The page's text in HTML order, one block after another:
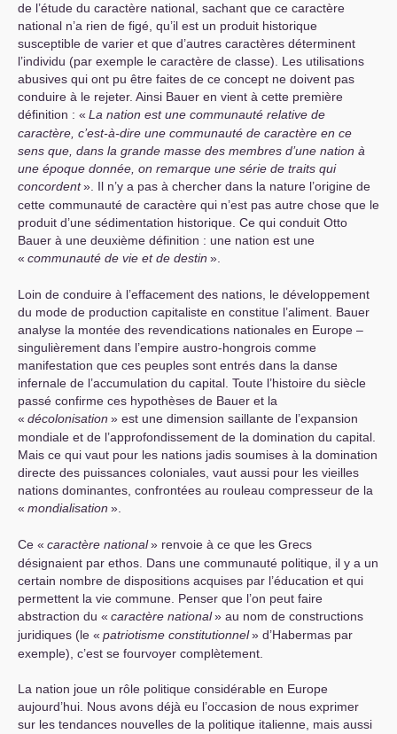
de l’étude du caractère national, sachant que ce caractère
national n’a rien de figé, qu’il est un produit historique
susceptible de varier et que d’autres caractères déterminent
l’individu (par exemple le caractère de classe). Les utilisations
abusives qui ont pu être faites de ce concept ne doivent pas
conduire à le rejeter. Ainsi Bauer en vient à cette première
définition : « La nation est une communauté relative de
caractère, c’est-à-dire une communauté de caractère en ce
sens que, dans la grande masse des membres d’une nation à
une époque donnée, on remarque une série de traits qui
concordent». Il n’y a pas à chercher dans la nature l’origine de
cette communauté de caractère qui n’est pas autre chose que le
produit d’une sédimentation historique. Ce qui conduit Otto
Bauer à une deuxième définition : une nation est une
« communauté de vie et de destin ».
Loin de conduire à l’effacement des nations, le développement
du mode de production capitaliste en constitue l’aliment. Bauer
analyse la montée des revendications nationales en Europe –
singulièrement dans l’empire austro-hongrois comme
manifestation que ces peuples sont entrés dans la danse
infernale de l’accumulation du capital. Toute l’histoire du siècle
passé confirme ces hypothèses de Bauer et la
« décolonisation » est une dimension saillante de l’expansion
mondiale et de l’approfondissement de la domination du capital.
Mais ce qui vaut pour les nations jadis soumises à la domination
directe des puissances coloniales, vaut aussi pour les vieilles
nations dominantes, confrontées au rouleau compresseur de la
« mondialisation ».
Ce « caractère national» renvoie à ce que les Grecs
désignaient par ethos. Dans une communauté politique, il y a un
certain nombre de dispositions acquises par l’éducation et qui
permettent la vie commune. Penser que l’on peut faire
abstraction du « caractère national» au nom de constructions
juridiques (le « patriotisme constitutionnel» d’Habermas par
exemple), c’est se fourvoyer complètement.
La nation joue un rôle politique considérable en Europe
aujourd’hui. Nous avons déjà eu l’occasion de nous exprimer
sur les tendances nouvelles de la politique italienne, mais aussi